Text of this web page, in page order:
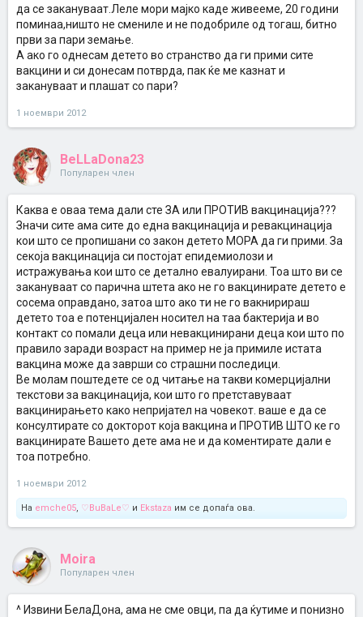
да се закануваат.Леле мори мајко каде живееме, 20 години
поминаа,ништо не смениле и не подобриле од тогаш, битно
први за пари земање.
А ако го однесам детето во странство да ги прими сите
вакцини и си донесам потврда, пак ќе ме казнат и
закануваат и плашат со пари?
1 ноември 2012
BeLLaDona23
Популарен член
Каква е оваа тема дали сте ЗА или ПРОТИВ вакцинација???
Значи сите ама сите до една вакцинација и ревакцинација
кои што се пропишани со закон детето МОРА да ги прими. За
секоја вакцинација си постојат епидемиолози и
истражувања кои што се детално евалуирани. Тоа што ви се
закануваат со парична штета ако не го вакцинирате детето е
сосема оправдано, затоа што ако ти не го вакнирираш
детето тоа е потенцијален носител на таа бактерија и во
контакт со помали деца или невакцинирани деца кои што по
правило заради возраст на пример не ја примиле истата
вакцина може да заврши со страшни последици.
Ве молам поштедете се од читање на такви комерцијални
текстови за вакцинација, кои што го претставуваат
вакцинирањето како непријател на човекот. ваше е да се
консултирате со докторот која вакцина и ПРОТИВ ШТО ке го
вакцинирате Вашето дете ама не и да коментирате дали е
тоа потребно.
1 ноември 2012
На emche05, ♡BuBaLe♡ и Ekstaza им се допаѓа ова.
Moira
Популарен член
^ Извини БелаДона, ама не сме овци, па да ќутиме и понизно